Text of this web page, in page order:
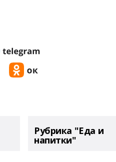
Рубрика "Еда и
напитки"